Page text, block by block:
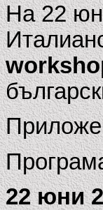
На 22
22 юни